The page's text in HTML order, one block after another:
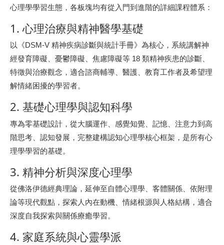
心理學學習生態，各板塊均有從入門到進階的詳細課程體系：
1. 心理治療與精神醫學基礎
以《DSM-V 精神疾病診斷與統計手冊》為核心，系統講解神
經發育障礙、憂鬱障礙、焦慮障礙等 18 類精神疾患的診斷、
特徵與治療觀念，適合諮商輔導、醫護、教育工作者及希望理
解情緒困擾的學習者。
2. 基礎心理學與認知科學
專為零基礎設計，從大腦運作、感覺知覺、記憶、注意力到高
階思考、認知發展，完整建構認知心理學核心框架，是所有心
理學學習的基礎。
3. 精神分析與深度心理學
從佛洛伊德經典理論，延伸至自體心理學、客體關係、依附理
論等現代觀點，探索人內在動機、情緒根源與人格結構，適合
深度自我探索與關係療癒學習。
4. 家庭系統與心靈學派